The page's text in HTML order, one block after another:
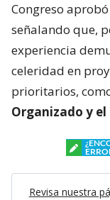
Congreso
señalando que,
experiencia
celeridad en
prioritarios,
Organizado y el
Revisa nuestra